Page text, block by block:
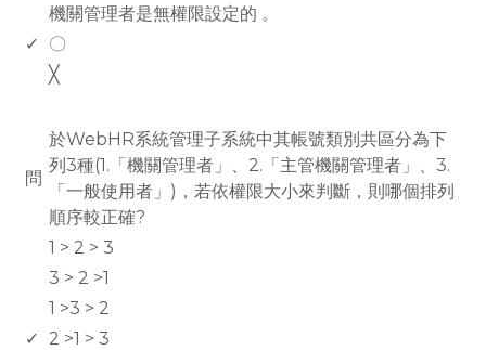
機關管理者是無權限設定的 。
✓
〇
╳
問
於WebHR系統管理子系統中其帳號類別共區分為下
列3種(1.「機關管理者」、2.「主管機關管理者」、3.
「一般使用者」)，若依權限大小來判斷，則哪個排列
順序較正確?
1 > 2 > 3
3 > 2 >1
1 >3 > 2
✓
2 >1 > 3